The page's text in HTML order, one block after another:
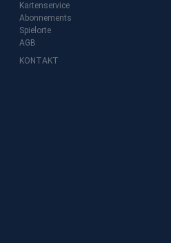
Kartenservice
Abonnements
Spielorte
AGB
KONTAKT